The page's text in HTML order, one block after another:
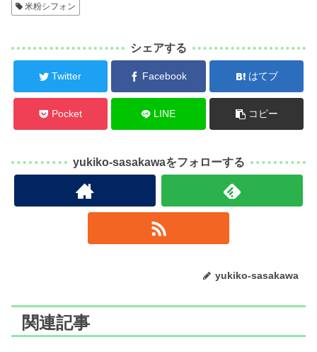
米粉シフォン
シェアする
Twitter Facebook はてブ
Pocket LINE コピー
yukiko-sasakawaをフォローする
yukiko-sasakawa
関連記事